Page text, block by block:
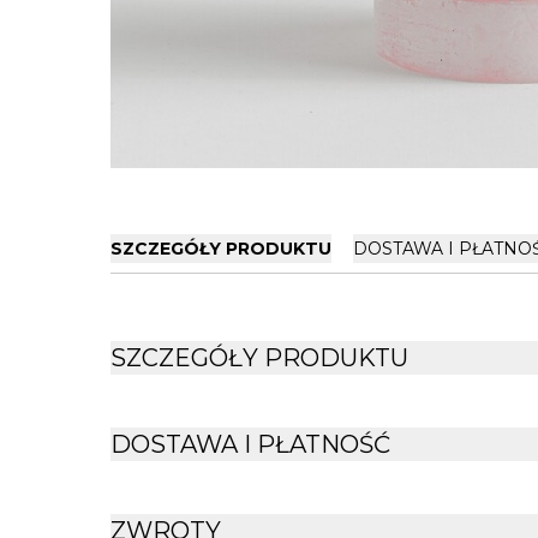
SZCZEGÓŁY PRODUKTU DOSTAWA I
SZCZEGÓŁY PRODUKTU
DOSTAWA I PŁATNOŚĆ
ZWROTY